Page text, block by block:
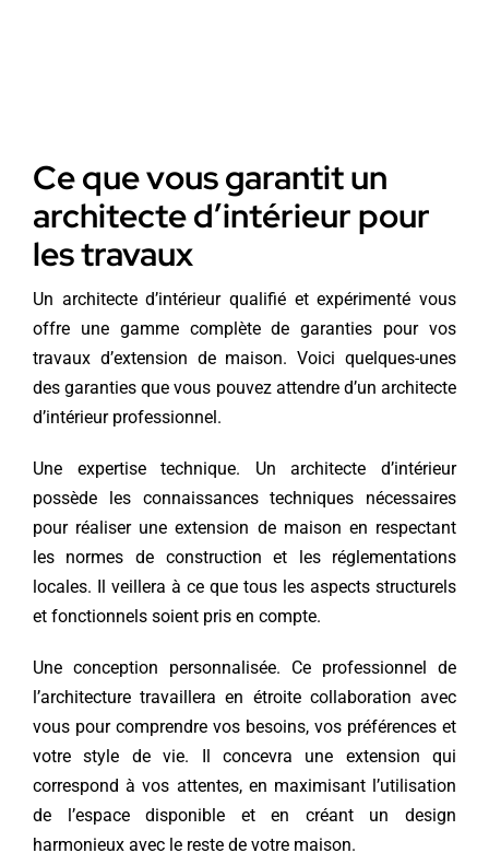
Ce que vous garantit un
architecte d’intérieur pour
les travaux
Un architecte d’intérieur qualifié et expérimenté vous
offre une gamme complète de garanties pour vos
travaux d’extension de maison. Voici quelques-unes
des garanties que vous pouvez attendre d’un architecte
d’intérieur professionnel.
Une expertise technique. Un architecte d’intérieur
possède les connaissances techniques nécessaires
pour réaliser une extension de maison en respectant
les normes de construction et les réglementations
locales. Il veillera à ce que tous les aspects structurels
et fonctionnels soient pris en compte.
Une conception personnalisée. Ce professionnel de
l’architecture travaillera en étroite collaboration avec
vous pour comprendre vos besoins, vos préférences et
votre style de vie. Il concevra une extension qui
correspond à vos attentes, en maximisant l’utilisation
de l’espace disponible et en créant un design
harmonieux avec le reste de votre maison.